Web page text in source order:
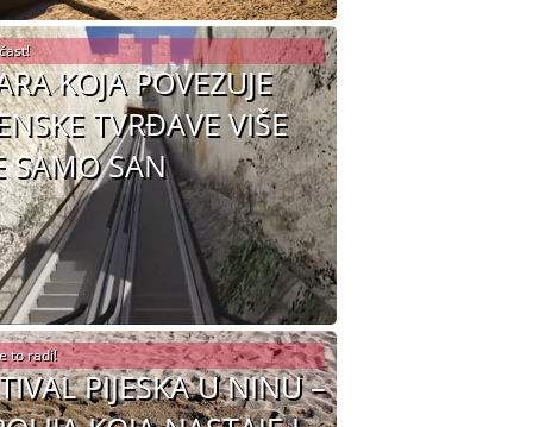
KOJA POVEZUJE
TVRĐAVE VIŠE
SAMO SAN
PIJESKA U NINU –
to radi!